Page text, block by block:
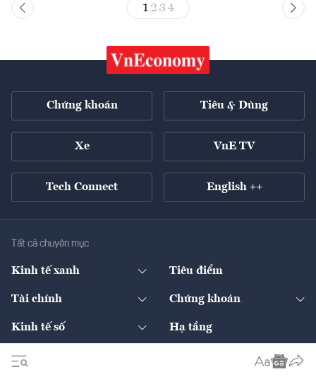
1 23 4
Chứng khoán Tiêu & Dùng
Xe VnE TV
Tech Connect English ++
Tất cả chuyên mục
Kinh tế xanh
Diễn đàn
Tiêu điểm
Tài chính
Ngân hàng
Thị trường vốn
Thuế
Chứng khoán
Doanh nghiệp niêm yết
Thị trường
Kinh tế số Hạ tầng
Bất động sản